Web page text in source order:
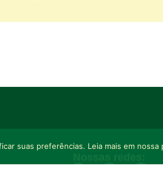
suas preferências. Leia mais em nossa